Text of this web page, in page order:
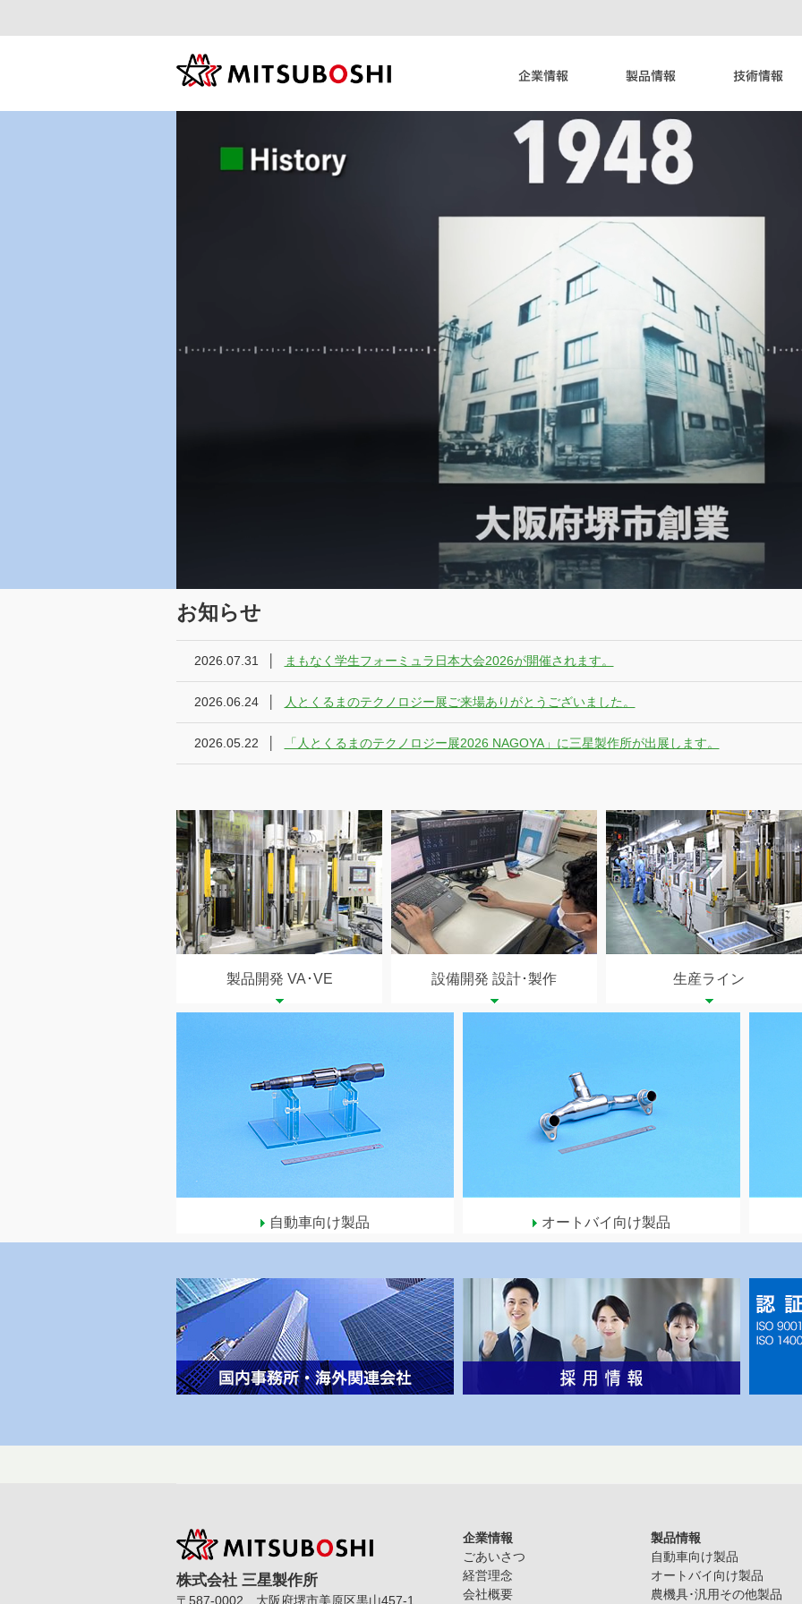
ごあいさつ
経営理念
会社概要
事業沿革
国内事務所
海外関連会社
お知らせ 自動車向け製品
オートバイ向け製品
農機具･その他製品 製品開発
設備開発
生産ライン
品質保証
環境･CSR
お知らせ
2026.07.31 まもなく学生フォーミュラ日本大会2026が開催されます。
2026.06.24 人とくるまのテクノロジー展ご来場ありがとうございました。
2026.05.22 「人とくるまのテクノロジー展2026 NAGOYA」に三星製作所が出展します。
製品開発 VA･VE 設備開発 設計･製作 生産ライン
自動車向け製品 オートバイ向け製品
株式会社 三星製作所
〒587-0002 大阪府堺市美原区黒山457-1
企業情報
ごあいさつ
経営理念
会社概要
製品情報
自動車向け製品
オートバイ向け製品
農機具･汎用その他製品